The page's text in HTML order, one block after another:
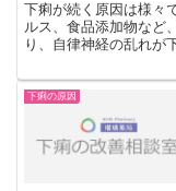
下痢が続く原因は様々
ルス、食品添加物など
り、自律神経の乱れが
下痢の原因